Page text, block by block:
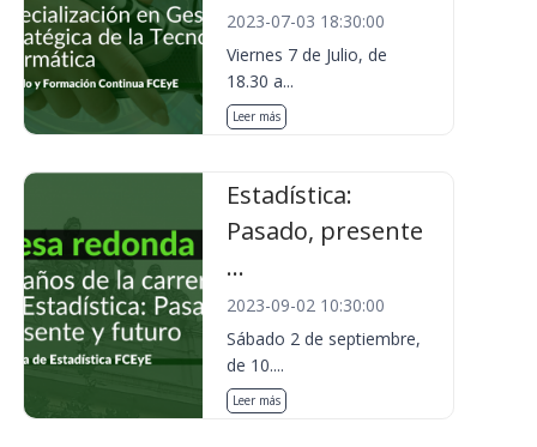
2023-07-03 18:30:00
Viernes 7 de Julio, de
18.30 a...
Leer más
Estadística:
Pasado, presente
...
2023-09-02 10:30:00
Sábado 2 de septiembre,
de 10....
Leer más